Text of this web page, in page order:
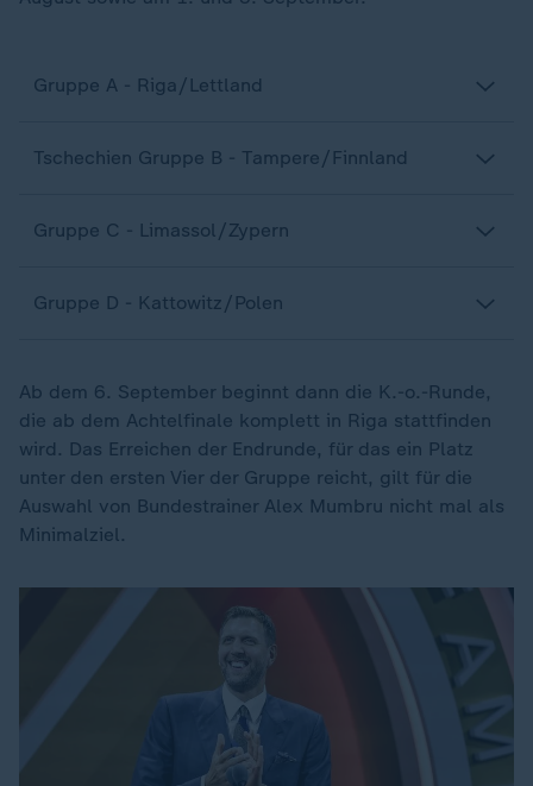
Gruppe A - Riga/Lettland
Tschechien Gruppe B - Tampere/Finnland
Gruppe C - Limassol/Zypern
Gruppe D - Kattowitz/Polen
Ab dem 6. September beginnt dann die K.-o.-Runde,
die ab dem Achtelfinale komplett in Riga stattfinden
wird. Das Erreichen der Endrunde, für das ein Platz
unter den ersten Vier der Gruppe reicht, gilt für die
Auswahl von Bundestrainer Alex Mumbru nicht mal als
Minimalziel.